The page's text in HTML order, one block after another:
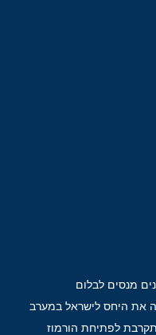
מנסים לבלום
את היחס לישראל במערב
לפתיחת הורמוז